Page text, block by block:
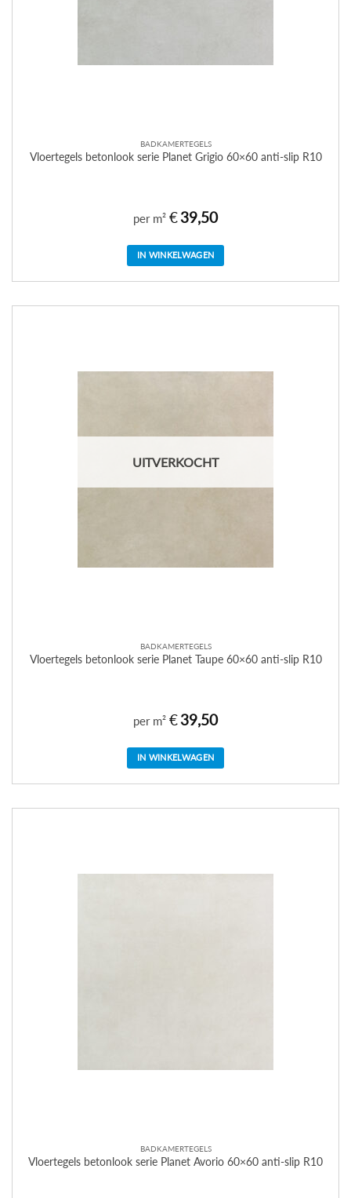
BADKAMERTEGELS
Vloertegels betonlook serie Planet Grigio 60×60 anti-slip R10
per m² €39,50
IN WINKELWAGEN
UITVERKOCHT
BADKAMERTEGELS
Vloertegels betonlook serie Planet Taupe 60×60 anti-slip R10
per m² €39,50
IN WINKELWAGEN
BADKAMERTEGELS
Vloertegels betonlook serie Planet Avorio 60×60 anti-slip R10